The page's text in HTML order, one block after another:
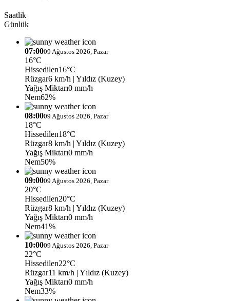
Saatlik
Günlük
07:0009 Ağustos 2026, Pazar
16°C
Hissedilen16°C
Rüzgar6 km/h | Yıldız (Kuzey)
Yağış Miktarı0 mm/h
Nem62%
08:0009 Ağustos 2026, Pazar
18°C
Hissedilen18°C
Rüzgar8 km/h | Yıldız (Kuzey)
Yağış Miktarı0 mm/h
Nem50%
09:0009 Ağustos 2026, Pazar
20°C
Hissedilen20°C
Rüzgar8 km/h | Yıldız (Kuzey)
Yağış Miktarı0 mm/h
Nem41%
10:0009 Ağustos 2026, Pazar
22°C
Hissedilen22°C
Rüzgar11 km/h | Yıldız (Kuzey)
Yağış Miktarı0 mm/h
Nem33%